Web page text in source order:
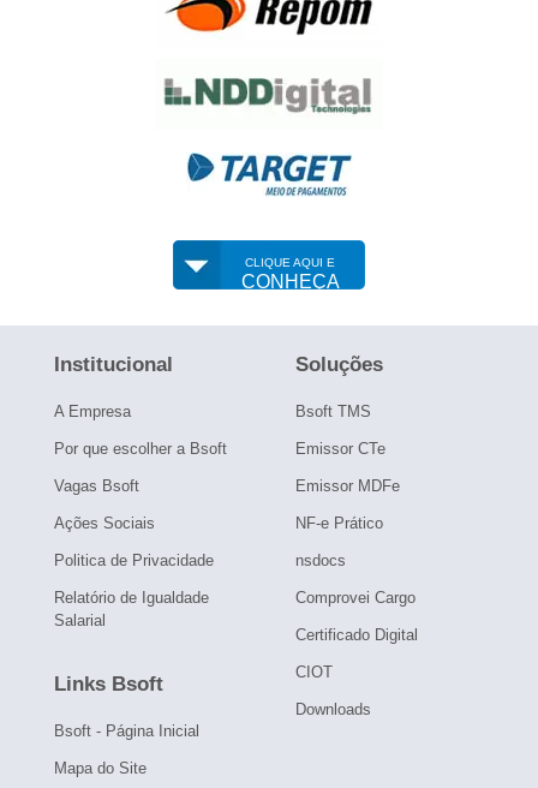
CLIQUE AQUI E
CONHEÇA
Institucional
A Empresa
Por que escolher a Bsoft
Vagas Bsoft
Ações Sociais
Politica de Privacidade
Relatório de Igualdade
Salarial
Links Bsoft
Bsoft - Página Inicial
Mapa do Site
Soluções
Bsoft TMS
Emissor CTe
Emissor MDFe
NF-e Prático
nsdocs
Comprovei Cargo
Certificado Digital
CIOT
Downloads